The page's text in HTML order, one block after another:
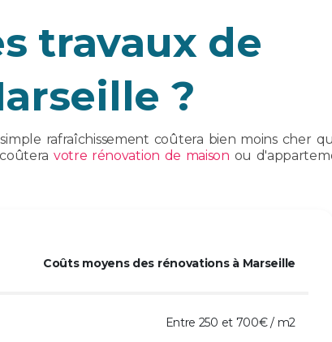
travaux de
?
rafraîchissement coûtera bien moins cher
votre rénovation de maison ou
Coûts moyens des rénovations à Marseille
Entre 250 et 700€ / m2